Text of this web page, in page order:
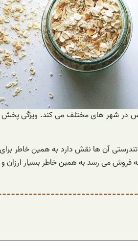
های مختلف می کند. ویژگی پخش این
آن ها نقش دارد به همین خاطر
فروش می رسد به همبن خاطر بسیار ارزان